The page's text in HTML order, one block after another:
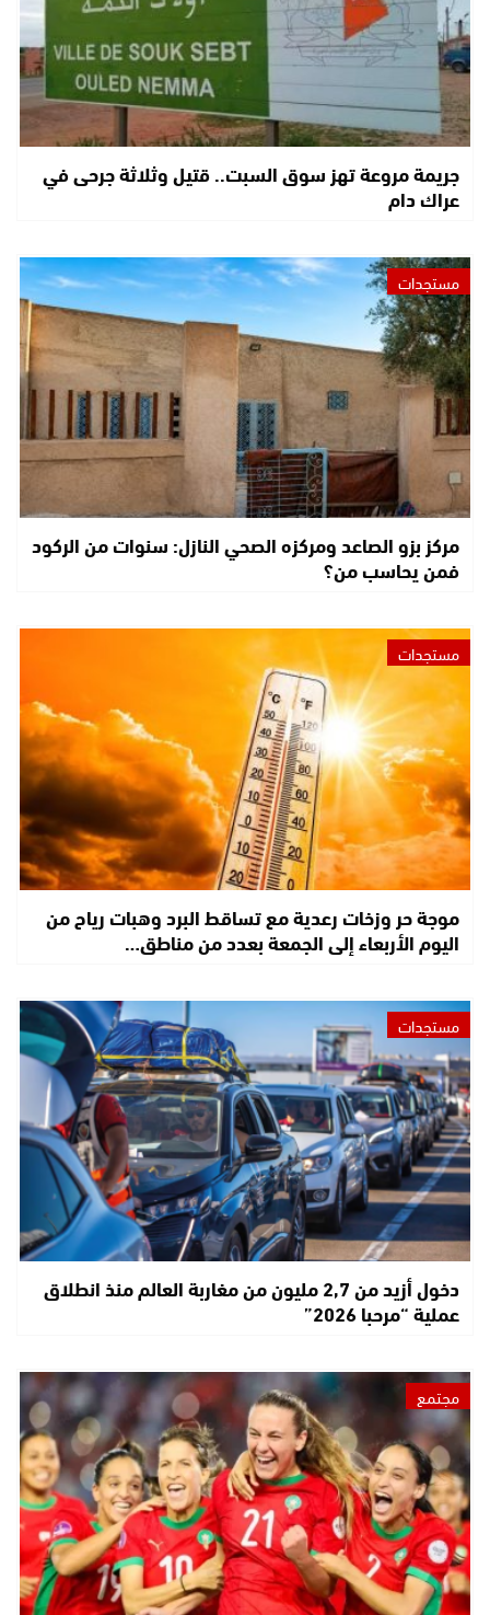
جريمة مروعة تهز سوق السبت.. قتيل وثلاثة جرحى في
عراك دام
مستجدات
مركز بزو الصاعد ومركزه الصحي النازل: سنوات من الركود
فمن يحاسب من؟
مستجدات
موجة حر وزخات رعدية مع تساقط البرد وهبات رياح من
اليوم الأربعاء إلى الجمعة بعدد من مناطق…
مستجدات
دخول أزيد من 2,7 مليون من مغاربة العالم منذ انطلاق
عملية “مرحبا 2026”
مجتمع